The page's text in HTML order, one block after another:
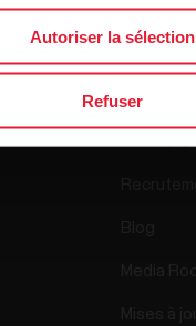
Autoriser la sélection
RefuserScience